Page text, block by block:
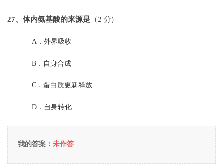
27、体内氨基酸的来源是 （2 分）
A． 外界吸收
B． 自身合成
C． 蛋白质更新释放
D． 自身转化
我的答案： 未作答